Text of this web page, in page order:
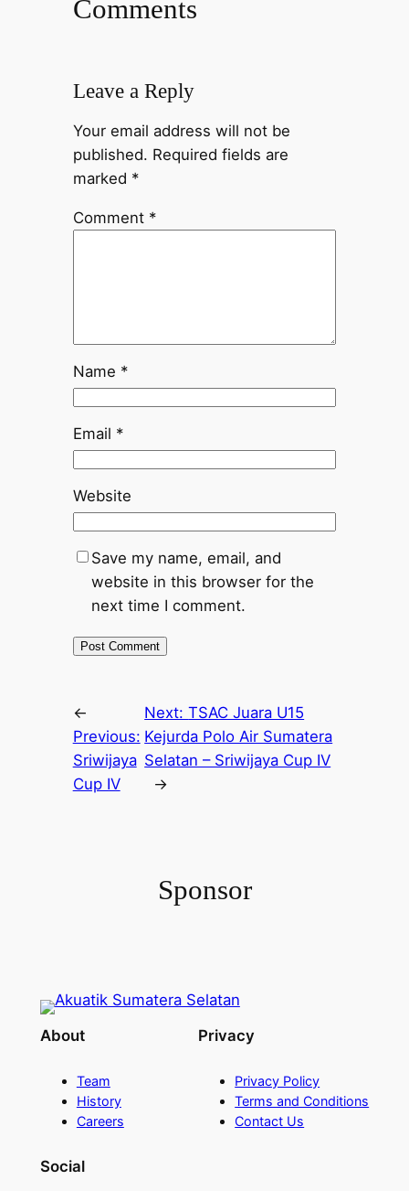
Comments
Leave a Reply
Your email address will not be
published. Required fields are
marked *
Comment *
Name *
Email *
Website
Save my name, email, and
website in this browser for the
next time I comment.
←
Previous:
Sriwijaya
Cup IV
Next:TSAC Juara U15
Kejurda Polo Air Sumatera
Selatan – Sriwijaya Cup IV
→
Sponsor
About
Team
History
Careers
Privacy
Privacy Policy
Terms and Conditions
Contact Us
Social